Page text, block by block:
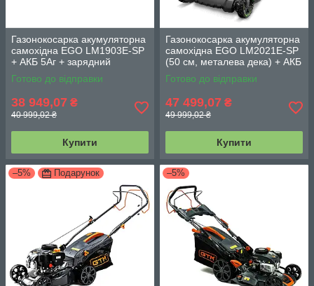
Газонокосарка акумуляторна
самохідна EGO LM1903E-SP
+ АКБ 5Аг + зарядний
пристрій
Готово до відправки
38 949,07 ₴
40 999,02 ₴
Купити
Газонокосарка акумуляторна
самохідна EGO LM2021E-SP
(50 см, металева дека) + АКБ
5Аг + ЗП
Готово до відправки
47 499,07 ₴
49 999,02 ₴
Купити
–5% Подарунок –5%